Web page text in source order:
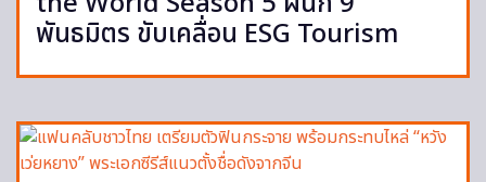
พันธมิตร ขับเคลื่อน ESG Tourism